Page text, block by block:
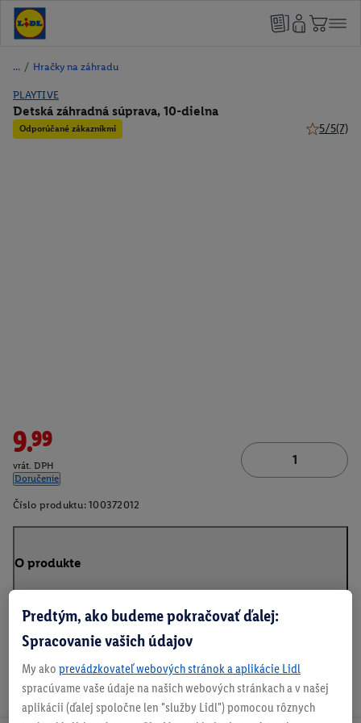
/ Hračky na záhradu
PLAYTIVE
Detská záhradná súprava, 10-dielna
Odporúčané zákazníkmi 5/5(7)
9.99
vrát. DPH
Doručenie
Číslo produktu: 100372012
O produkte
Predtým, ako budeme pokračovať ďalej:
Spracovanie vašich údajov
My ako prevádzkovateľ webových stránok a aplikácie Lidl
spracúvame vaše údaje na našich webových stránkach a v našej
aplikácii (ďalej spoločne len "služby Lidl") pomocou rôznych